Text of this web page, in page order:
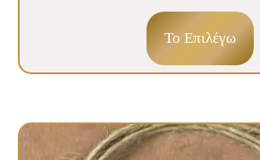
To Επιλέγω